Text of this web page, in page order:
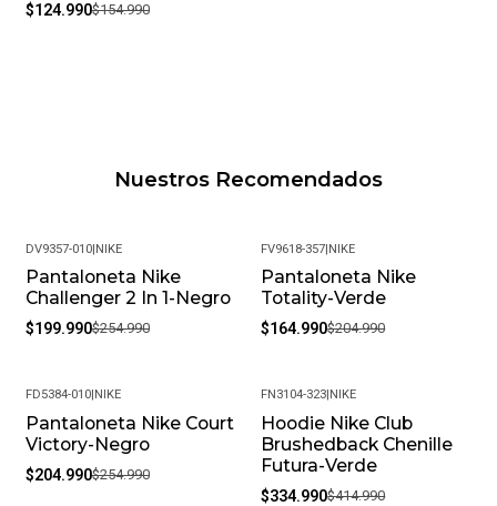
$124.990$154.990
Nuestros Recomendados
-22%
DV9357-010|NIKE
Pantaloneta Nike
Challenger 2 In 1-Negro
$199.990$254.990
-20%
FV9618-357|NIKE
Pantaloneta Nike
Totality-Verde
$164.990$204.990
-20%
FD5384-010| NIKE
Pantaloneta Nike Court
Victory-Negro
$204.990$254.990
-19%
FN3104-323 NIKE
Hoodie Nike Club
Brushedback Chenille
Futura-Verde
$334.990$414.990